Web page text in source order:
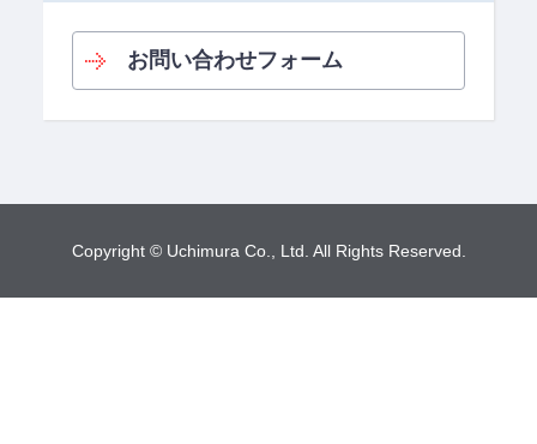
お問い合わせフォーム
Copyright © Uchimura Co., Ltd. All Rights Reserved.